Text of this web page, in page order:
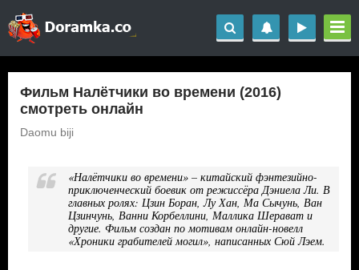
Фильм Налётчики во времени (2016)
смотреть онлайн
Daomu biji
«Налётчики во времени» – китайский фэнтезийно-
приключенческий боевик от режиссёра Дэниела Ли. В
главных ролях: Цзин Боран, Лу Хан, Ма Сычунь, Ван
Цзинчунь, Ванни Корбеллини, Маллика Шерават и
другие. Фильм создан по мотивам онлайн-новелл
«Хроники грабителей могил», написанных Сюй Лэем.